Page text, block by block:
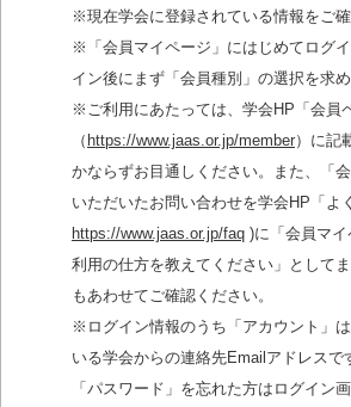
※現在学会に登録されている情報をご確
※「会員マイページ」にはじめてログ
イン後にまず「会員種別」の選択を求め
※ご利用にあたっては、学会HP「会員
（ https://www.jaas.or.jp/member）に記
かならずお目通しください。また、「
いただいたお問い合わせを学会HP「よ
https://www.jaas.or.jp/faq)に「会員マイ
利用の仕方を教えてください」として
もあわせてご確認ください。
※ログイン情報のうち「アカウント」
いる学会からの連絡先Emailアドレスで
「パスワード」を忘れた方はログイン